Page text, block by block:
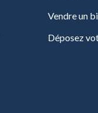
Vendre un
Déposez